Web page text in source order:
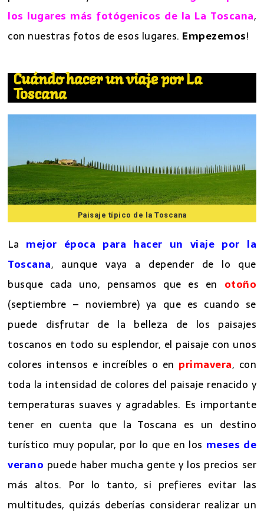
los lugares más fotógenicos de la La Toscana,
con nuestras fotos de esos lugares. Empezemos!
Cuándo hacer un viaje por La
Toscana
Paisaje típico de la Toscana
La mejor época para hacer un viaje por la
Toscana, aunque vaya a depender de lo que
busque cada uno, pensamos que es en otoño
(septiembre – noviembre) ya que es cuando se
puede disfrutar de la belleza de los paisajes
toscanos en todo su esplendor, el paisaje con unos
colores intensos e increíbles o en primavera, con
toda la intensidad de colores del paisaje renacido y
temperaturas suaves y agradables. Es importante
tener en cuenta que la Toscana es un destino
turístico muy popular, por lo que en los meses de
verano puede haber mucha gente y los precios ser
más altos. Por lo tanto, si prefieres evitar las
multitudes, quizás deberías considerar realizar un